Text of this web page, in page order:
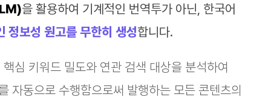
을 활용하여 기계적인 번역투가 아닌, 한국어
정보성 원고를 무한히 생성합니다.
심 키워드 밀도와 연관 검색 대상을 분석하여
자동으로 수행함으로써 발행하는 모든 콘텐츠의